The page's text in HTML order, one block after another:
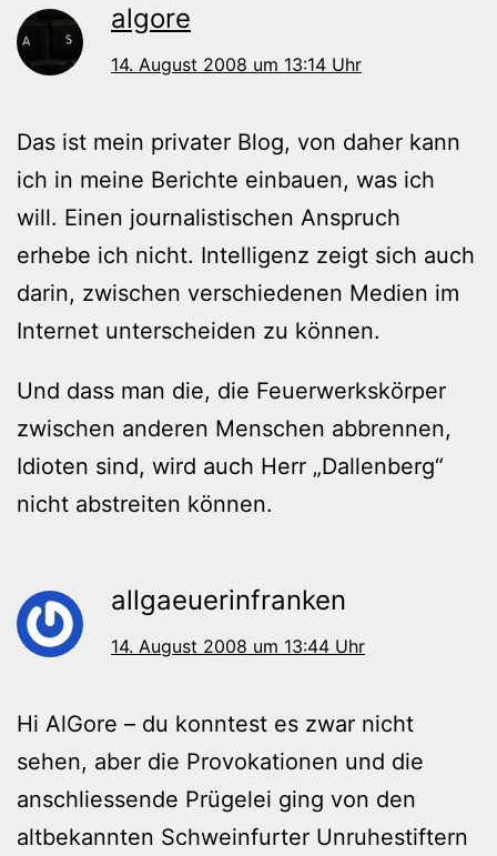
algore
14. August 2008 um 13:14 Uhr
Das ist mein privater Blog, von daher kann
ich in meine Berichte einbauen, was ich
will. Einen journalistischen Anspruch
erhebe ich nicht. Intelligenz zeigt sich auch
darin, zwischen verschiedenen Medien im
Internet unterscheiden zu können.
Und dass man die, die Feuerwerkskörper
zwischen anderen Menschen abbrennen,
Idioten sind, wird auch Herr „Dallenberg“
nicht abstreiten können.
allgaeuerinfranken
14. August 2008 um 13:44 Uhr
Hi AlGore – du konntest es zwar nicht
sehen, aber die Provokationen und die
anschliessende Prügelei ging von den
altbekannten Schweinfurter Unruhestiftern